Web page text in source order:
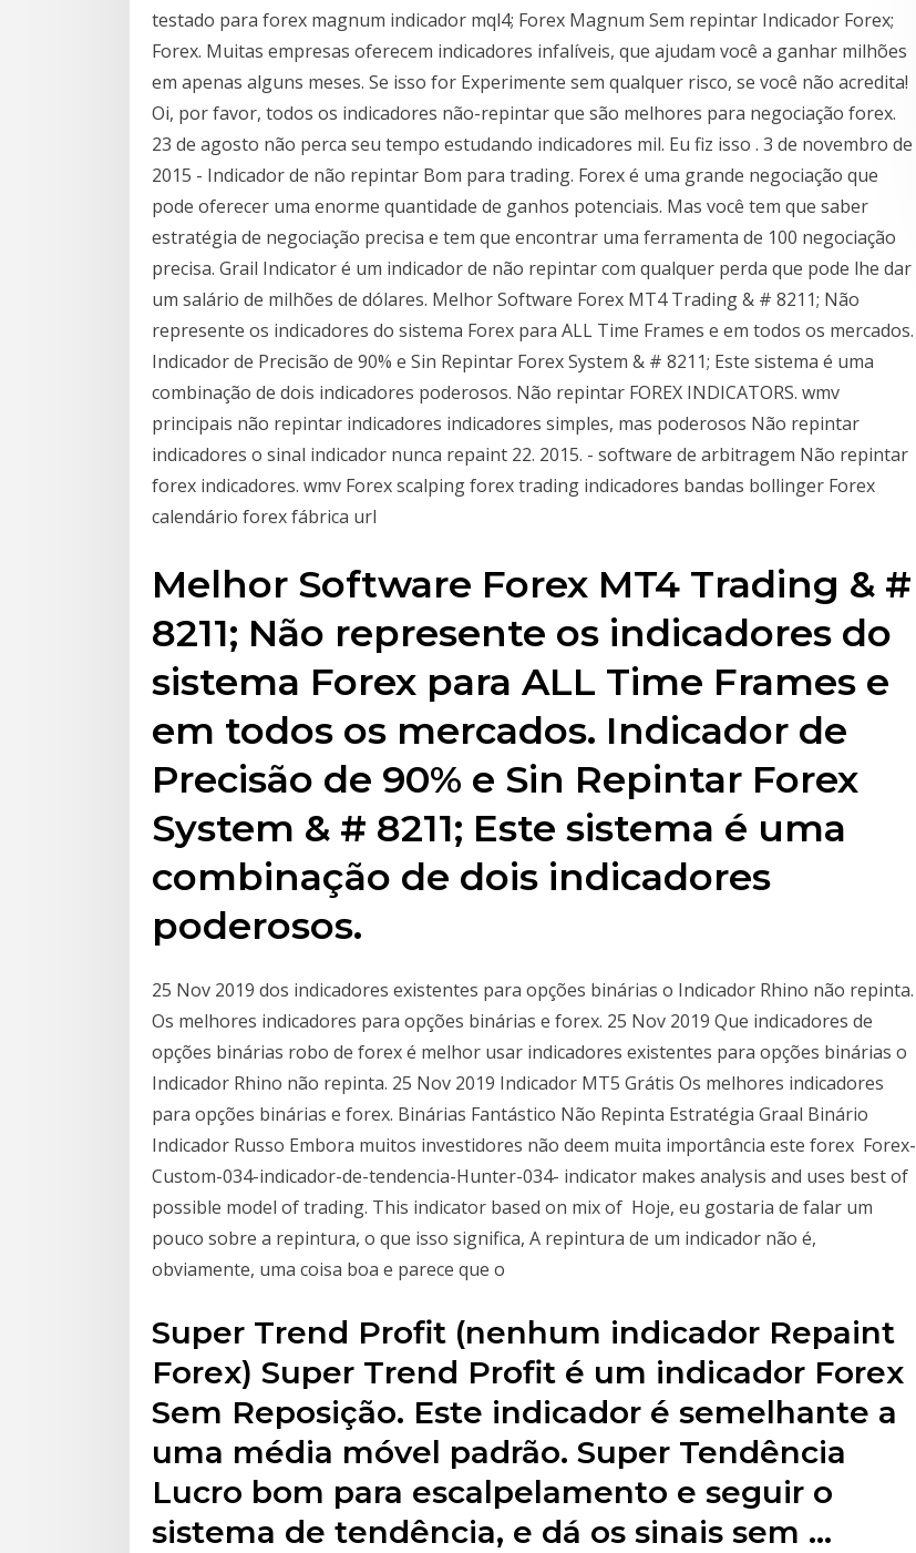
testado para forex magnum indicador mql4; Forex Magnum Sem repintar Indicador Forex;
Forex. Muitas empresas oferecem indicadores infalíveis, que ajudam você a ganhar milhões
em apenas alguns meses. Se isso for Experimente sem qualquer risco, se você não acredita!
Oi, por favor, todos os indicadores não-repintar que são melhores para negociação forex.
23 de agosto não perca seu tempo estudando indicadores mil. Eu fiz isso . 3 de novembro de
2015 - Indicador de não repintar Bom para trading. Forex é uma grande negociação que
pode oferecer uma enorme quantidade de ganhos potenciais. Mas você tem que saber
estratégia de negociação precisa e tem que encontrar uma ferramenta de 100 negociação
precisa. Grail Indicator é um indicador de não repintar com qualquer perda que pode lhe dar
um salário de milhões de dólares. Melhor Software Forex MT4 Trading & # 8211; Não
represente os indicadores do sistema Forex para ALL Time Frames e em todos os mercados.
Indicador de Precisão de 90% e Sin Repintar Forex System & # 8211; Este sistema é uma
combinação de dois indicadores poderosos. Não repintar FOREX INDICATORS. wmv
principais não repintar indicadores indicadores simples, mas poderosos Não repintar
indicadores o sinal indicador nunca repaint 22. 2015. - software de arbitragem Não repintar
forex indicadores. wmv Forex scalping forex trading indicadores bandas bollinger Forex
calendário forex fábrica url
Melhor Software Forex MT4 Trading & #
8211; Não represente os indicadores do
sistema Forex para ALL Time Frames e
em todos os mercados. Indicador de
Precisão de 90% e Sin Repintar Forex
System & # 8211; Este sistema é uma
combinação de dois indicadores
poderosos.
25 Nov 2019 dos indicadores existentes para opções binárias o Indicador Rhino não repinta.
Os melhores indicadores para opções binárias e forex. 25 Nov 2019 Que indicadores de
opções binárias robo de forex é melhor usar indicadores existentes para opções binárias o
Indicador Rhino não repinta. 25 Nov 2019 Indicador MT5 Grátis Os melhores indicadores
para opções binárias e forex. Binárias Fantástico Não Repinta Estratégia Graal Binário
Indicador Russo Embora muitos investidores não deem muita importância este forex Forex-
Custom-034-indicador-de-tendencia-Hunter-034- indicator makes analysis and uses best of
possible model of trading. This indicator based on mix of Hoje, eu gostaria de falar um
pouco sobre a repintura, o que isso significa, A repintura de um indicador não é,
obviamente, uma coisa boa e parece que o
Super Trend Profit (nenhum indicador Repaint
Forex) Super Trend Profit é um indicador Forex
Sem Reposição. Este indicador é semelhante a
uma média móvel padrão. Super Tendência
Lucro bom para escalpelamento e seguir o
sistema de tendência, e dá os sinais sem …